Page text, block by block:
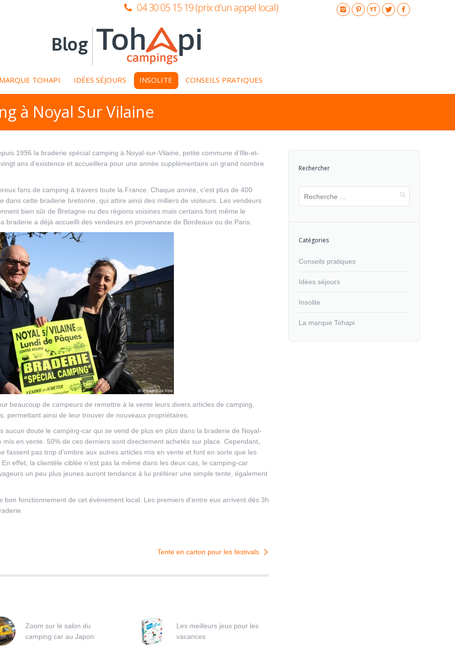
04 30 05 15 19 (prix d'un appel local)
TOHAPI IDÉES SÉJOURS INSOLITE CONSEILS PRATIQUES
à Noyal Sur Vilaine
1996 la braderie spécial camping à Noyal-sur-Vilaine, petite commune d’Ille-et-
ans d’existence et accueillera pour une année supplémentaire un grand nombre
fans de camping à travers toute la France. Chaque année, c’est plus de 400
dans cette braderie bretonne, qui attire ainsi des milliers de visiteurs. Les vendeurs
bien sûr de Bretagne ou des régions voisines mais certains font même le
braderie a déjà accueilli des vendeurs en provenance de Bordeaux ou de Paris.
beaucoup de campeurs de remettre à la vente leurs divers articles de camping,
permettant ainsi de leur trouver de nouveaux propriétaires.
aucun doute le camping-car qui se vend de plus en plus dans la braderie de Noyal-
en vente. 50% de ces derniers sont directement achetés sur place. Cependant,
fassent pas trop d’ombre aux autres articles mis en vente et font en sorte que les
effet, la clientèle ciblée n’est pas la même dans les deux cas, le camping-car
un peu plus jeunes auront tendance à lui préférer une simple tente, également
fonctionnement de cet évènement local. Les premiers d’entre eux arrivent dès 3h
Tente en carton pour les festivals
Zoom sur le salon du
camping car au Japon
Les meilleurs jeux pour les
vacances
Rechercher
Catégories
Conseils pratiques
Idées séjours
Insolite
La marque Tohapi